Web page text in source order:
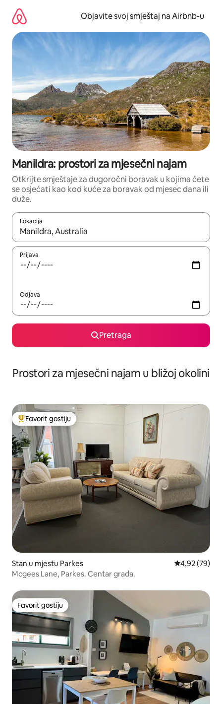
sadržaj
Objavite svoj smještaj na Airbnb-u
Manildra: prostori za mjesečni najam
Otkrijte smještaje za dugoročni boravak u kojima ćete
se osjećati kao kod kuće za boravak od mjesec dana ili
duže.
Lokacija
Kad su rezultati dostupni, možete da se krećete kroz njih
Prijava
Odjava
Pretraga
Prostori za mjesečni najam u bližoj okolini
Glavni favorit gostiju
Favorit gostiju
Stan u mjestu Parkes prosječna
4,92 (79)
Mcgees Lane, Parkes. Centar grada.
Favorit gostiju
Favorit gostiju